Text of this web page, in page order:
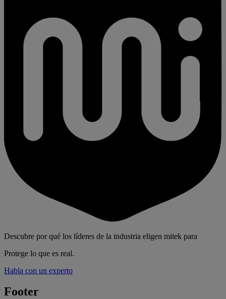
Descubre por qué los líderes de la industria eligen mitek para
Protege lo que es real.
Habla con un experto
Footer